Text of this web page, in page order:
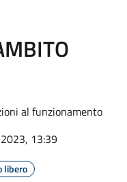
al funzionamento
13:39
libero